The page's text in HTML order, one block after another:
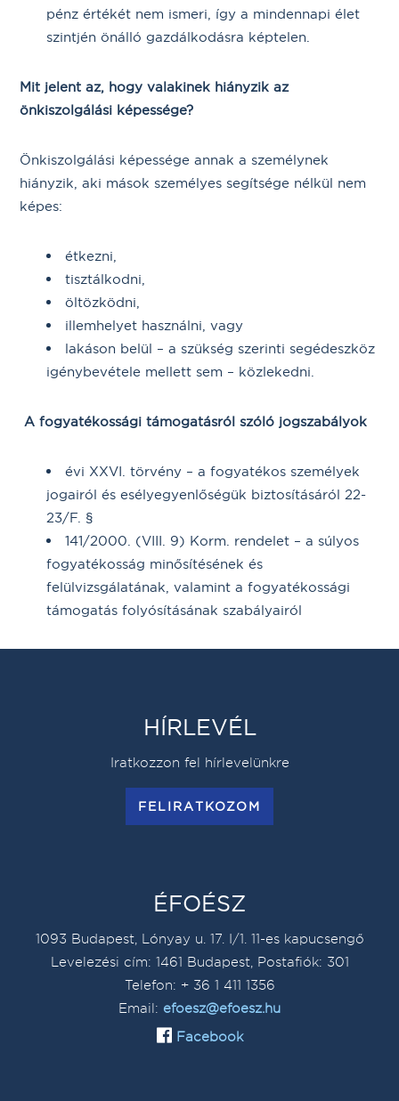
pénz értékét nem ismeri, így a mindennapi élet
szintjén önálló gazdálkodásra képtelen.
Mit jelent az, hogy valakinek hiányzik az
önkiszolgálási képessége?
Önkiszolgálási képessége annak a személynek
hiányzik, aki mások személyes segítsége nélkül nem
képes:
étkezni,
tisztálkodni,
öltözködni,
illemhelyet használni, vagy
lakáson belül – a szükség szerinti segédeszköz
igénybevétele mellett sem – közlekedni.
A fogyatékossági támogatásról szóló jogszabályok
évi XXVI. törvény – a fogyatékos személyek
jogairól és esélyegyenlőségük biztosításáról 22-
23/F. §
141/2000. (VIII. 9) Korm. rendelet – a súlyos
fogyatékosság minősítésének és
felülvizsgálatának, valamint a fogyatékossági
támogatás folyósításának szabályairól
HÍRLEVÉL
Iratkozzon fel hírlevelünkre
FELIRATKOZOM
ÉFOÉSZ
1093 Budapest, Lónyay u. 17. I/1. 11-es kapucsengő
Levelezési cím: 1461 Budapest, Postafiók: 301
Telefon: + 36 1 411 1356
Email: efoesz@efoesz.hu
Facebook